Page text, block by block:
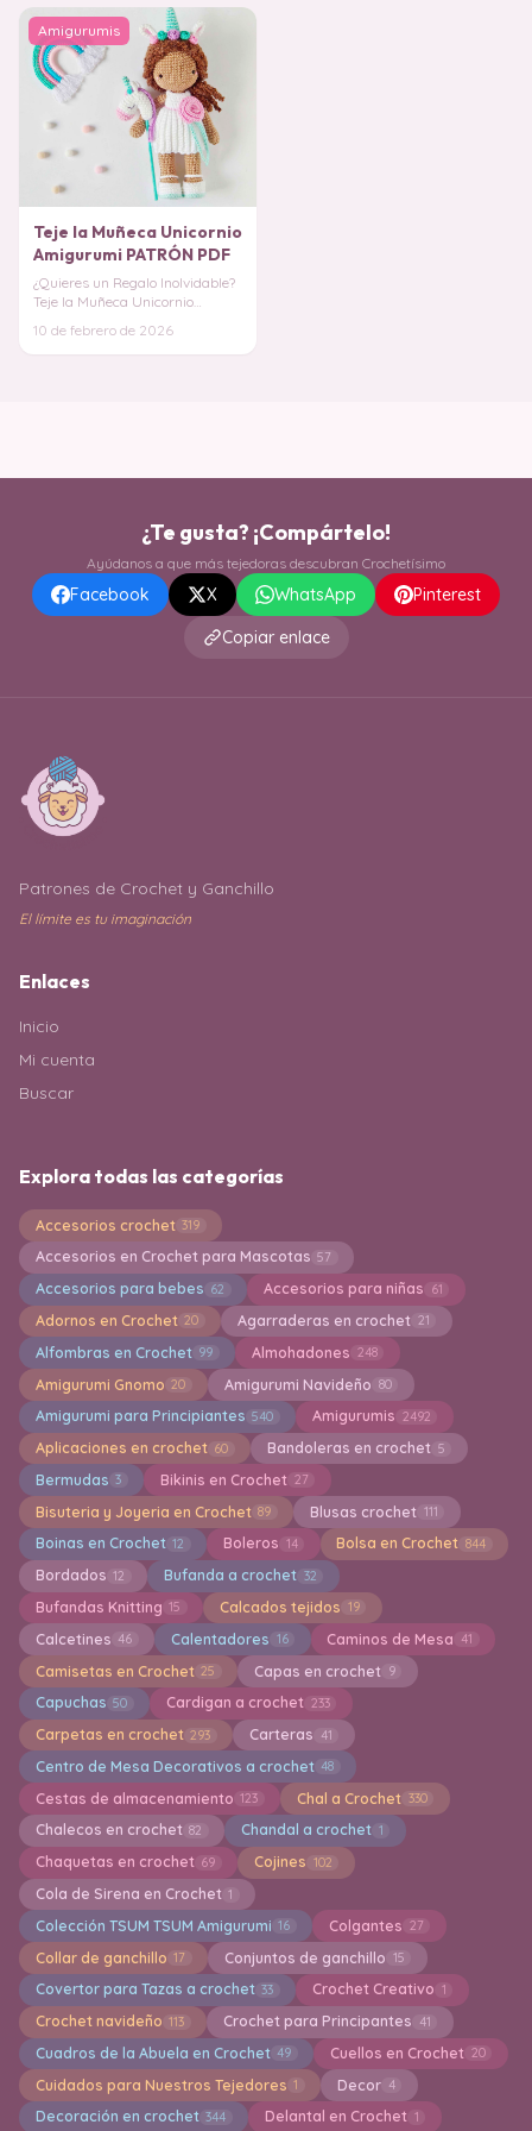
Amigurumis
Teje la Muñeca Unicornio
Amigurumi PATRÓN PDF
¿Quieres un Regalo Inolvidable?
Teje la Muñeca Unicornio
combina la ternu
10 de febrero de 2026
¿Te gusta? ¡Compártelo!
Ayúdanos a que más tejedoras descubran Crochetísimo
Facebook X WhatsApp
Pinterest
Copiar enlace
Patrones de Crochet y Ganchillo
El límite es tu imaginación
Enlaces
Inicio
Mi cuenta
Buscar
Explora todas las categorías
Accesorios crochet 319
Accesorios en Crochet para Mascotas 57
Accesorios para bebes 62 Accesorios para niñas 61
Adornos en Crochet 20 Agarraderas en crochet 21
Alfombras en Crochet 99 Almohadones 248
Amigurumi Gnomo 20 Amigurumi Navideño 80
Amigurumi para Principiantes 540 Amigurumis 2492
Aplicaciones en crochet 60 Bandoleras en crochet 5
Bermudas 3 Bikinis en Crochet 27
Bisuteria y Joyeria en Crochet 89 Blusas crochet 111
Boinas en Crochet 12 Boleros 14 Bolsa en Crochet 844
Bordados 12 Bufanda a crochet 32
Bufandas Knitting 15 Calcados tejidos 19
Calcetines 46 Calentadores 16 Caminos de Mesa 41
Camisetas en Crochet 25 Capas en crochet 9
Capuchas 50 Cardigan a crochet 233
Carpetas en crochet 293 Carteras 41
Centro de Mesa Decorativos a crochet 48
Cestas de almacenamiento 123 Chal a Crochet 330
Chalecos en crochet 82 Chandal a crochet 1
Chaquetas en crochet 69 Cojines 102
Cola de Sirena en Crochet 1
Colección TSUM TSUM Amigurumi 16 Colgantes 27
Collar de ganchillo 17 Conjuntos de ganchillo 15
Covertor para Tazas a crochet 33 Crochet Creativo 1
Crochet navideño 113 Crochet para Principantes 41
Cuadros de la Abuela en Crochet 49 Cuellos en Crochet 20
Cuidados para Nuestros Tejedores 1 Decor 4
Decoración en crochet 344 Delantal en Crochet 1